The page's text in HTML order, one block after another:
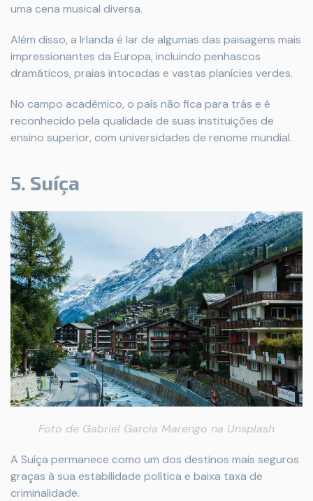
uma cena musical diversa.
Além disso, a Irlanda é lar de algumas das paisagens mais
impressionantes da Europa, incluindo penhascos
dramáticos, praias intocadas e vastas planícies verdes.
No campo acadêmico, o país não fica para trás e é
reconhecido pela qualidade de suas instituições de
ensino superior, com universidades de renome mundial.
5. Suíça
Foto de Gabriel Garcia Marengo na Unsplash
A Suíça permanece como um dos destinos mais seguros
graças à sua estabilidade política e baixa taxa de
criminalidade.